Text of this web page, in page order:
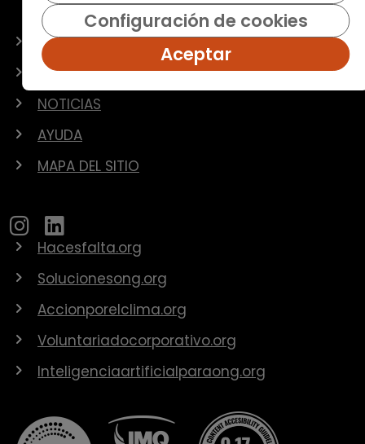
OFERTAS
EMPRESAS
NOTICIAS
AYUDA
MAPA DEL SITIO
Hacesfalta.org
Solucionesong.org
Accionporelclima.org
Voluntariadocorporativo.org
Inteligenciaartificialparaong.org
Configuración de cookies
Aceptar